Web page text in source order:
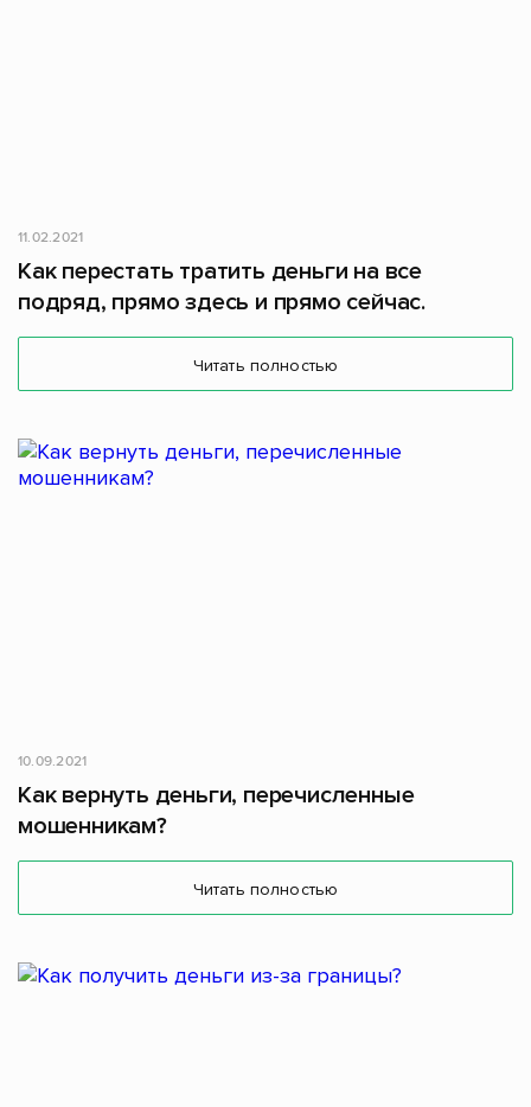
11.02.2021
Как перестать тратить деньги на все
подряд, прямо здесь и прямо сейчас.
Читать полностью
10.09.2021
Как вернуть деньги, перечисленные
мошенникам?
Читать полностью